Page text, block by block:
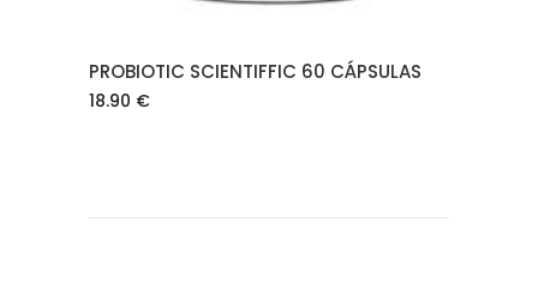
PROBIOTIC SCIENTIFFIC 60 CÁPSULAS
18.90 €